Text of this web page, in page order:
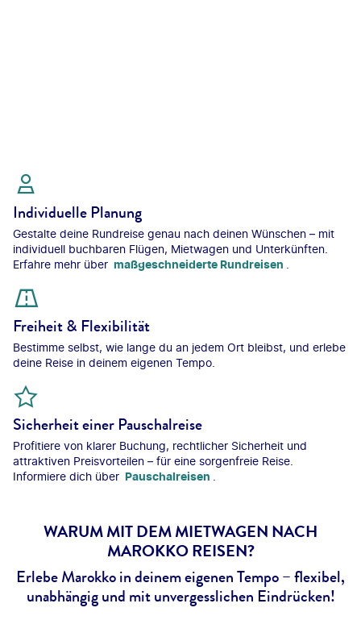
Individuelle Planung
Gestalte deine Rundreise genau nach deinen Wünschen – mit
individuell buchbaren Flügen, Mietwagen und Unterkünften.
Erfahre mehr über maßgeschneiderte Rundreisen
Freiheit & Flexibilität
Bestimme selbst, wie lange du an jedem Ort bleibst, und erlebe
deine Reise in deinem eigenen Tempo.
Sicherheit einer Pauschalreise
Profitiere von klarer Buchung, rechtlicher Sicherheit und
attraktiven Preisvorteilen – für eine sorgenfreie Reise.
Informiere dich über Pauschalreisen
WARUM MIT DEM MIETWAGEN NACH
MAROKKO REISEN?
Erlebe Marokko in deinem eigenen Tempo – flexibel,
unabhängig und mit unvergesslichen Eindrücken!